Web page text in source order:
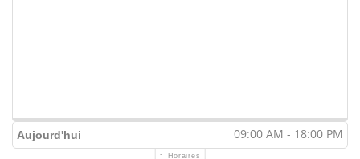
Aujourd'hui 09:00 AM - 18:00 PM
Horaires